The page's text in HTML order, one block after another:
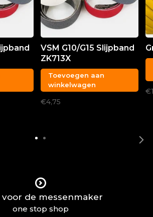
VSM G10/G15 Slijpband
ZK713X
Toevoegen aan
winkelwagen
€4,75
voor de messenmaker
one stop shop